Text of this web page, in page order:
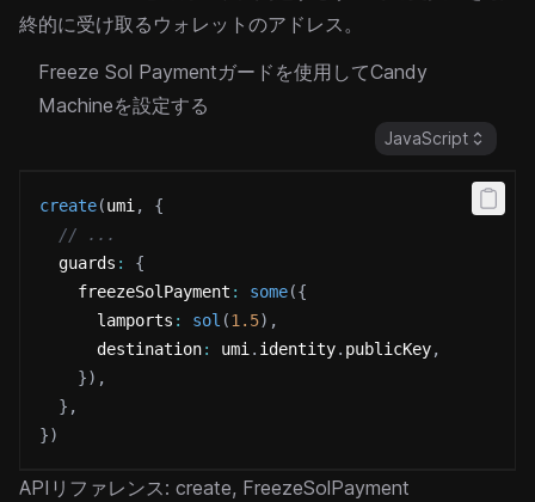
終的に受け取るウォレットのアドレス。
Freeze Sol Paymentガードを使用してCandy
Machineを設定する
JavaScript
create(umi ,
{
// ...
  guards
:
{
    freezeSolPayment
: some({
      lamports
: sol (1.5) ,
      destination
: umi . identity. publicKey,
}) ,
} ,
})
APIリファレンス: create, FreezeSolPayment